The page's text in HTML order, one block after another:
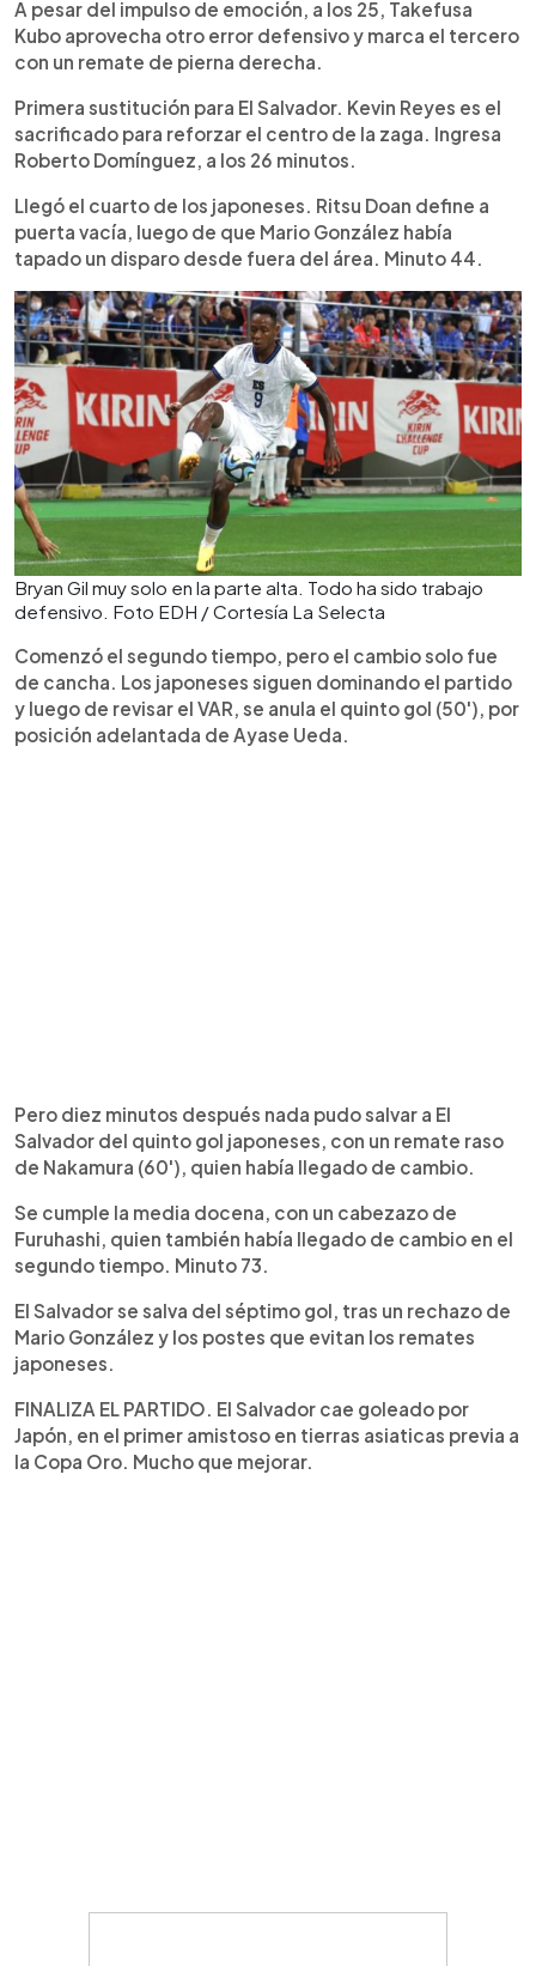
A pesar del impulso de emoción, a los 25, Takefusa
Kubo aprovecha otro error defensivo y marca el tercero
con un remate de pierna derecha.
Primera sustitución para El Salvador. Kevin Reyes es el
sacrificado para reforzar el centro de la zaga. Ingresa
Roberto Domínguez, a los 26 minutos.
Llegó el cuarto de los japoneses. Ritsu Doan define a
puerta vacía, luego de que Mario González había
tapado un disparo desde fuera del área. Minuto 44.
Bryan Gil muy solo en la parte alta. Todo ha sido trabajo
defensivo. Foto EDH / Cortesía La Selecta
Comenzó el segundo tiempo, pero el cambio solo fue
de cancha. Los japoneses siguen dominando el partido
y luego de revisar el VAR, se anula el quinto gol (50'), por
posición adelantada de Ayase Ueda.
Pero diez minutos después nada pudo salvar a El
Salvador del quinto gol japoneses, con un remate raso
de Nakamura (60'), quien había llegado de cambio.
Se cumple la media docena, con un cabezazo de
Furuhashi, quien también había llegado de cambio en el
segundo tiempo. Minuto 73.
El Salvador se salva del séptimo gol, tras un rechazo de
Mario González y los postes que evitan los remates
japoneses.
FINALIZA EL PARTIDO. El Salvador cae goleado por
Japón, en el primer amistoso en tierras asiaticas previa a
la Copa Oro. Mucho que mejorar.